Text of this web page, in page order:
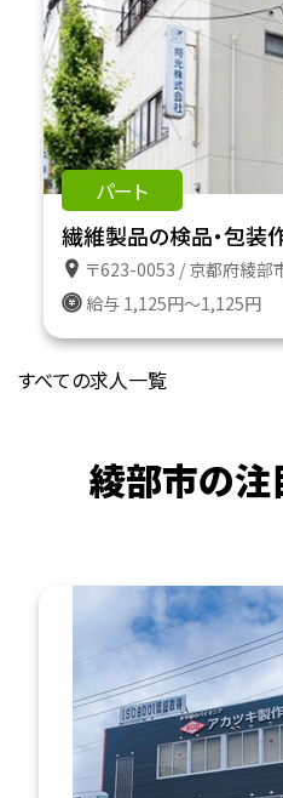
パート
繊維製品の検品・包
〒623-0053 / 京都府綾部市宮代町前田１
給与 1,125円～1,125円
すべての求人一覧
綾部市の